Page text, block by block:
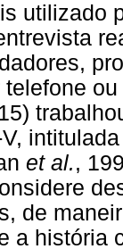
utilizado
intitulada
et al.,
de
a história